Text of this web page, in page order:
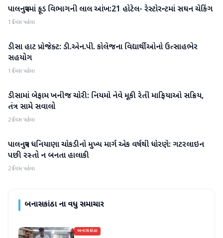
બનાસકાંઠા
પાલનપુરમાં ફૂડ વિભાગની લાલ આંખ:21 હોટેલ- રેસ્ટોરન્ટમાં સઘન ચેકિંગ
1 દિવસ પહેલા
બનાસકાંઠા
ડીસા હાટ પ્રોજેક્ટ: ડી.એન.પી. કોલેજના વિદ્યાર્થીઓનો ઉત્સાહભેર
સહયોગ
1 દિવસ પહેલા
બનાસકાંઠા
ડીસામાં બેફામ ખનીજ ચોરી: નિયમો નેવે મૂકી રેતી માફિયાઓ સક્રિય,
તંત્ર સામે સવાલો
2 દિવસ પહેલા
બનાસકાંઠા
પાલનપુર ધનિયાણા ચોકડીનો મુખ્ય માર્ગ એક વર્ષથી ધોરણે: ગટરલાઇન
પછી રસ્તો ન બનતા હાલાકી
2 દિવસ પહેલા
બનાસકાંઠાના વધુ સમાચાર
બનાસકાંઠા